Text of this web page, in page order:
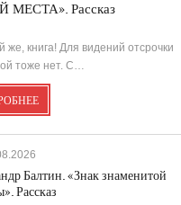
МЕСТА». Рассказ
же, книга! Для видений отсрочки
тоже нет. С…
Балтин. «Знак знаменитой
Рассказ